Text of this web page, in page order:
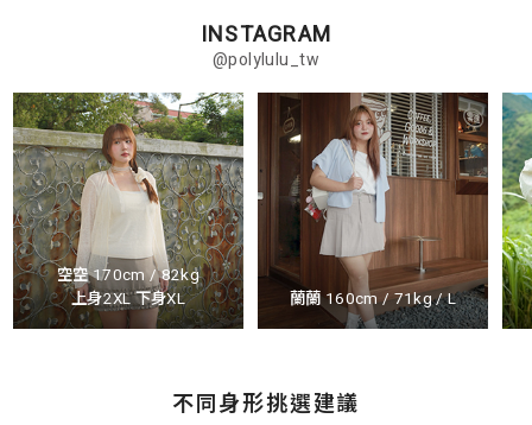
INSTAGRAM
@polylulu_tw
空空 170cm / 82kg
上身2XL 下身XL
蘭蘭 160cm / 71kg / L
不同身形挑選建議